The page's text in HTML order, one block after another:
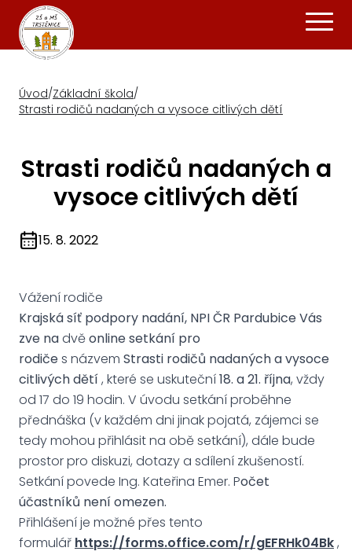
Úvod/Základní škola/
Strasti rodičů nadaných a vysoce citlivých dětí
Strasti rodičů nadaných a
vysoce citlivých dětí
15. 8. 2022
Vážení rodiče
Krajská síť podpory nadání, NPI ČR Pardubice Vás
zve nadvěonline setkání pro
rodičes názvem Strasti rodičů nadaných a vysoce
citlivých dětí, které se uskuteční18. a 21. října, vždy
od 17 do 19 hodin. V úvodu setkání proběhne
přednáška (v každém dni jinak pojatá, zájemci se
tedy mohou přihlásit na obě setkání), dále bude
prostor pro diskuzi, dotazy a sdílení zkušeností.
Setkání povede Ing. Kateřina Emer. Počet
účastníků není omezen.
Přihlášení je možné přes tento
formulář https://forms.office.com/r/gEFRHk04Bk,